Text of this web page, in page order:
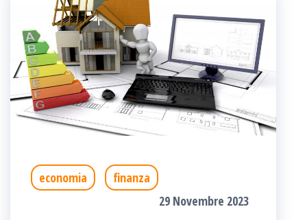
economia
finanza
29 Novembre 2023